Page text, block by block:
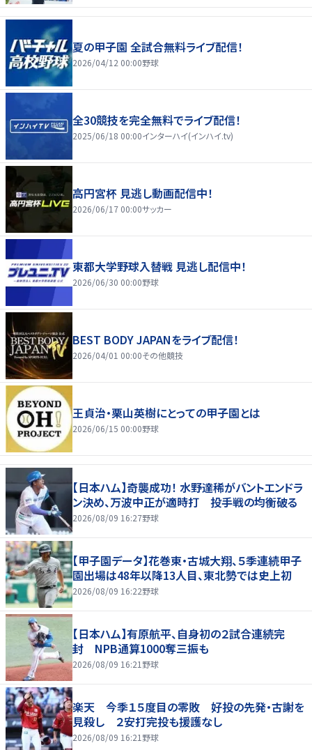
夏の甲子園 全試合無料ライブ配信！
2026/04/12 00:00野球
全30競技を完全無料でライブ配信！
2025/06/18 00:00インターハイ(インハイ.tv)
高円宮杯 見逃し動画配信中！
2026/06/17 00:00サッカー
東都大学野球入替戦 見逃し配信中！
2026/06/30 00:00野球
BEST BODY JAPANをライブ配信！
2026/04/01 00:00その他競技
王貞治・栗山英樹にとっての甲子園とは
2026/06/15 00:00野球
【日本ハム】奇襲成功！ 水野達稀がバントエンドラ
ン決め、万波中正が適時打 投手戦の均衡破る
2026/08/09 16:27野球
【甲子園データ】花巻東・古城大翔、５季連続甲子
園出場は48年以降13人目、東北勢では史上初
2026/08/09 16:22野球
【日本ハム】有原航平、自身初の２試合連続完
封 NPB通算1000奪三振も
2026/08/09 16:21 野球
楽天 今季１５度目の零敗 好投の先発・古謝を
見殺し ２安打完投も援護なし
2026/08/09 16:21 野球